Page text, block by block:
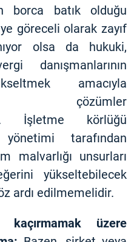
borca batık olduğu
göreceli olarak zayıf
olsa da hukuki,
danışmanlarının
amacıyla
çözümler
İşletme körlüğü
tarafından
malvarlığı unsurları
yükseltebilecek
ardı edilmemelidir.
üzere